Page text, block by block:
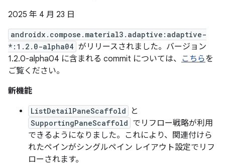
2025 年 4 月 23 日
androidx.compose.material3.adaptive:adaptive-
*:1.2.0-alpha04 がリリースされました。バージョン
1.2.0-alpha04 に含まれる commit については、 こちらを
ご覧ください。
新機能
ListDetailPaneScaffold と
SupportingPaneScaffold でリフロー戦略が利用
できるようになりました。これにより、関連付けら
れたペインがシングルペイン レイアウト設定でリフ
ローされます。